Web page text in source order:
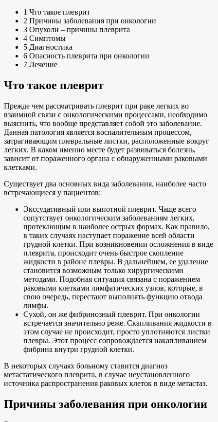
1 Что такое плеврит
2 Причины заболевания при онкологии
3 Опухоли – причины плеврита
4 Симптомы
5 Диагностика
6 Опасность плеврита при онкологии
7 Лечение
Что такое плеврит
Прежде чем рассматривать плеврит при раке легких во
взаимной связи с онкологическими процессами, необходимо
выяснить, что вообще представляет собой это заболевание.
Данная патология является воспалительным процессом,
затрагивающим плевральные листки, расположенные вокруг
легких. В каком именно месте будет развиваться болезнь,
зависит от пораженного органа с обнаруженными раковыми
клетками.
Существует два основных вида заболевания, наиболее часто
встречающиеся у пациентов:
Экссудативный или выпотной плеврит. Чаще всего
сопутствует онкологическим заболеваниям легких,
протекающим в наиболее острых формах. Как правило,
в таких случаях наступает поражение всей области
грудной клетки. При возникновении осложнения в виде
плеврита, происходит очень быстрое скопление
жидкости в районе плевры. В дальнейшем, ее удаление
становится возможным только хирургическими
методами. Подобная ситуация связана с поражением
раковыми клетками лимфатических узлов, которые, в
свою очередь, перестают выполнять функцию отвода
лимфы.
Сухой, он же фибринозный плеврит. При онкологии
встречается значительно реже. Скапливания жидкости в
этом случае не происходит, просто уплотняются листки
плевры. Этот процесс сопровождается накапливанием
фибрина внутри грудной клетки.
В некоторых случаях больному ставится диагноз
метастатического плеврита, в случае неустановленного
источника распространения раковых клеток в виде метастаз.
Причины заболевания при онкологии